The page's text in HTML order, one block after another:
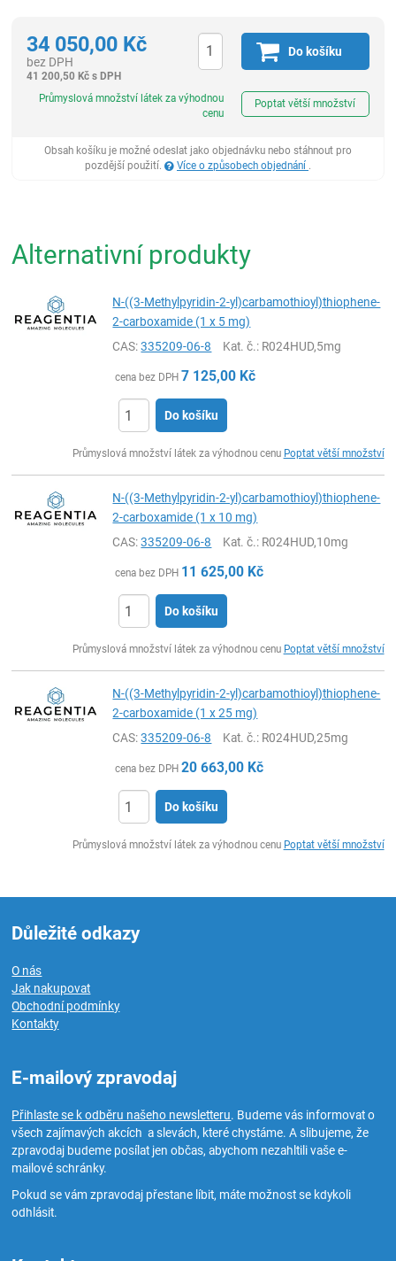
34 050,00 Kč
bez DPH
41 200,50Kč s DPH
Do košíku
Průmyslová množství látek za výhodnou
cenu
Poptat větší množství
Obsah košíku je možné odeslat jako objednávku nebo stáhnout pro
pozdější použití.
Více o způsobech objednání .
Alternativní produkty
N-((3-Methylpyridin-2-yl)carbamothioyl)thiophene-
2-carboxamide (1 x 5 mg)
CAS:335209-06-8 Kat. č.: R024HUD,5mg
cena bez DPH 7 125,00 Kč
Do košíku
Průmyslová množství látek za výhodnou cenu Poptat větší množství
N-((3-Methylpyridin-2-yl)carbamothioyl)thiophene-
2-carboxamide (1 x 10 mg)
CAS:335209-06-8 Kat. č.: R024HUD,10mg
cena bez DPH 11 625,00 Kč
Do košíku
Průmyslová množství látek za výhodnou cenu Poptat větší množství
N-((3-Methylpyridin-2-yl)carbamothioyl)thiophene-
2-carboxamide (1 x 25 mg)
CAS:335209-06-8 Kat. č.: R024HUD,25mg
cena bez DPH 20 663,00 Kč
Do košíku
Průmyslová množství látek za výhodnou cenu Poptat větší množství
Důležité odkazy
O nás
Jak nakupovat
Obchodní podmínky
Kontakty
E-mailový zpravodaj
Přihlaste se k odběru našeho newsletteru. Budeme vás informovat o
všech zajímavých akcích a slevách, které chystáme. A slibujeme, že
zpravodaj budeme posílat jen občas, abychom nezahltili vaše e-
mailové schránky.
Pokud se vám zpravodaj přestane líbit, máte možnost se kdykoli
odhlásit.